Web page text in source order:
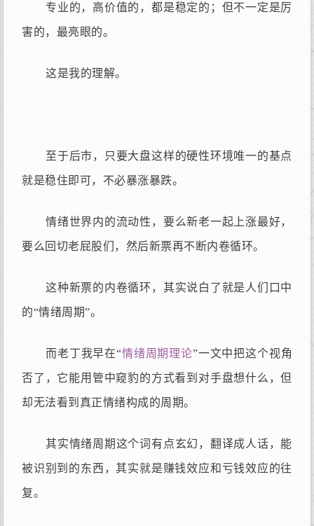
专业的，高价值的，都是稳定的；但不一定是厉
害的，最亮眼的。
这是我的理解。
至于后市，只要大盘这样的硬性环境唯一的基点
就是稳住即可，不必暴涨暴跌。
情绪世界内的流动性，要么新老一起上涨最好，
要么回切老屁股们，然后新票再不断内卷循环。
这种新票的内卷循环，其实说白了就是人们口中
的“情绪周期”。
而老丁我早在“情绪周期理论”一文中把这个视角
否了，它能用管中窥豹的方式看到对手盘想什么，但
却无法看到真正情绪构成的周期。
其实情绪周期这个词有点玄幻，翻译成人话，能
被识别到的东西，其实就是赚钱效应和亏钱效应的往
复。